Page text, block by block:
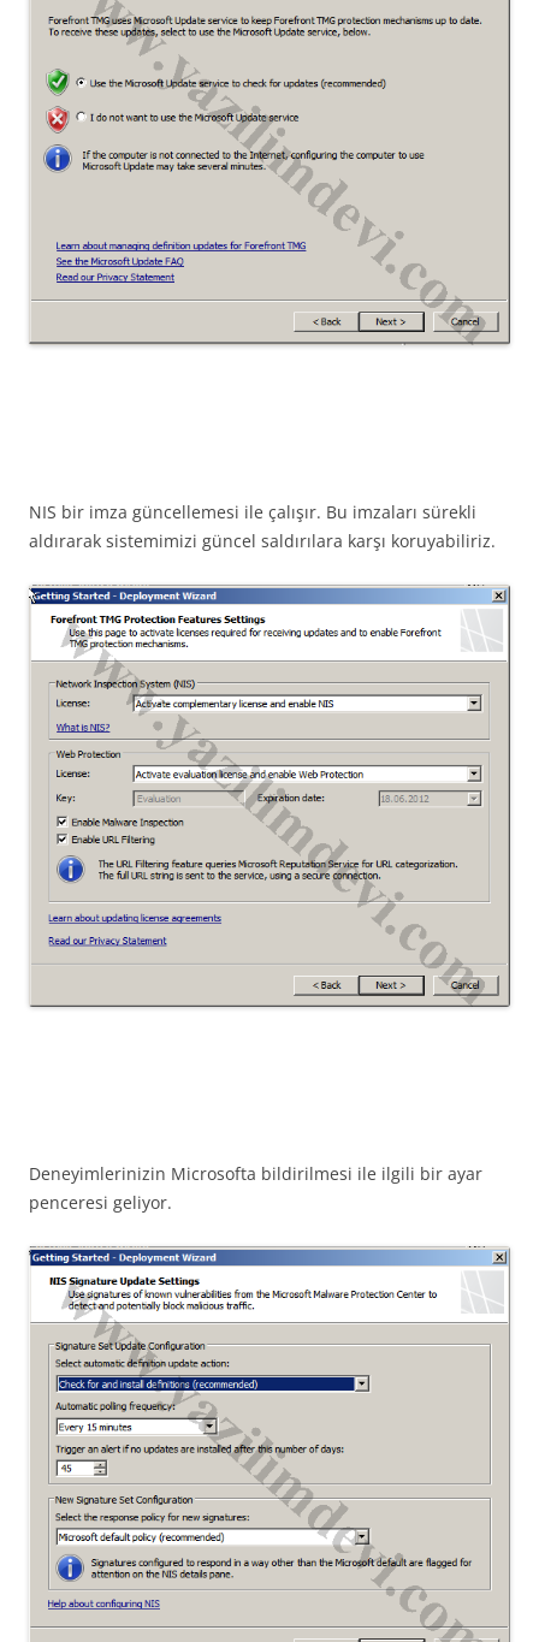
NIS bir imza güncellemesi ile çalışır. Bu imzaları sürekli
aldırarak sistemimizi güncel saldırılara karşı koruyabiliriz.
Deneyimlerinizin Microsofta bildirilmesi ile ilgili bir ayar
penceresi geliyor.